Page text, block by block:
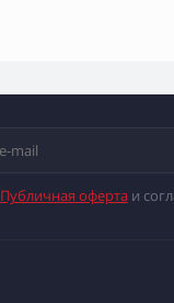
Публичная офертаи